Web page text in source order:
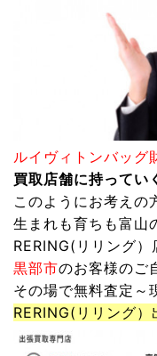
ルイヴィトンバッグ
買取店舗に持ってい
このようにお考えの
生まれも育ちも富山
RERING(リリング）
黒部市のお客様のご
その場で無料査定～
RERING(リリング）